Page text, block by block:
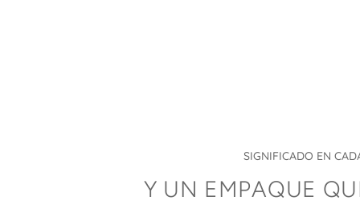
SIGNIFICADO EN
Y UN EMPAQUE